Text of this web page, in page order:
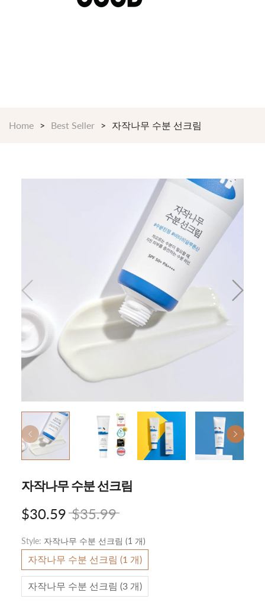
Home Best Seller 자작나무 수분 선크림
자작나무 수분 선크림
$30.59 $35.99
Style: 자작나무 수분 선크림 (1 개)
자작나무 수분 선크림 (1 개)
자작나무 수분 선크림 (3 개)